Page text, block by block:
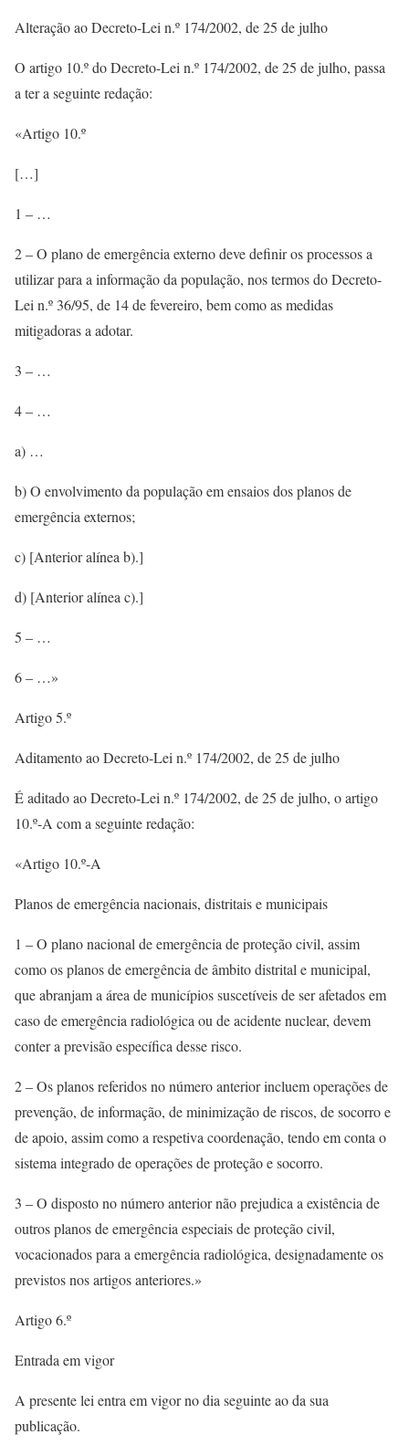
Alteração ao Decreto-Lei n.º 174/2002, de 25 de julho
O artigo 10.º do Decreto-Lei n.º 174/2002, de 25 de julho, passa
a ter a seguinte redação:
«Artigo 10.º
[…]
1 – …
2 – O plano de emergência externo deve definir os processos a
utilizar para a informação da população, nos termos do Decreto-
Lei n.º 36/95, de 14 de fevereiro, bem como as medidas
mitigadoras a adotar.
3 – …
4 – …
a) …
b) O envolvimento da população em ensaios dos planos de
emergência externos;
c) [Anterior alínea b).]
d) [Anterior alínea c).]
5 – …
6 – …»
Artigo 5.º
Aditamento ao Decreto-Lei n.º 174/2002, de 25 de julho
É aditado ao Decreto-Lei n.º 174/2002, de 25 de julho, o artigo
10.º-A com a seguinte redação:
«Artigo 10.º-A
Planos de emergência nacionais, distritais e municipais
1 – O plano nacional de emergência de proteção civil, assim
como os planos de emergência de âmbito distrital e municipal,
que abranjam a área de municípios suscetíveis de ser afetados em
caso de emergência radiológica ou de acidente nuclear, devem
conter a previsão específica desse risco.
2 – Os planos referidos no número anterior incluem operações de
prevenção, de informação, de minimização de riscos, de socorro e
de apoio, assim como a respetiva coordenação, tendo em conta o
sistema integrado de operações de proteção e socorro.
3 – O disposto no número anterior não prejudica a existência de
outros planos de emergência especiais de proteção civil,
vocacionados para a emergência radiológica, designadamente os
previstos nos artigos anteriores.»
Artigo 6.º
Entrada em vigor
A presente lei entra em vigor no dia seguinte ao da sua
publicação.